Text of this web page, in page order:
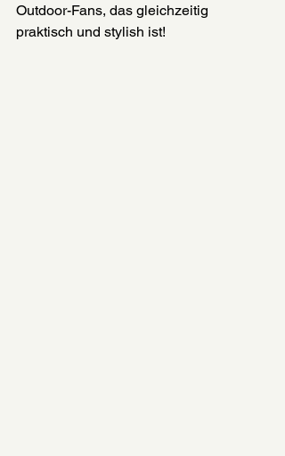
Outdoor-Fans, das gleichzeitig
praktisch und stylish ist!